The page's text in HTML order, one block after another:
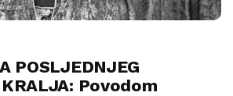
POSLJEDNJEG
KRALJA: Povodom